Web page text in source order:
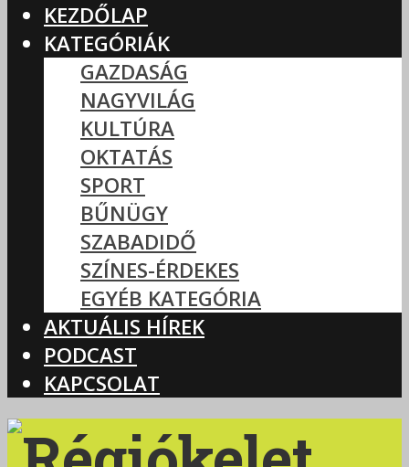
KEZDŐLAP
KATEGÓRIÁK
GAZDASÁG
NAGYVILÁG
KULTÚRA
OKTATÁS
SPORT
BŰNÜGY
SZABADIDŐ
SZÍNES-ÉRDEKES
EGYÉB KATEGÓRIA
AKTUÁLIS HÍREK
PODCAST
KAPCSOLAT